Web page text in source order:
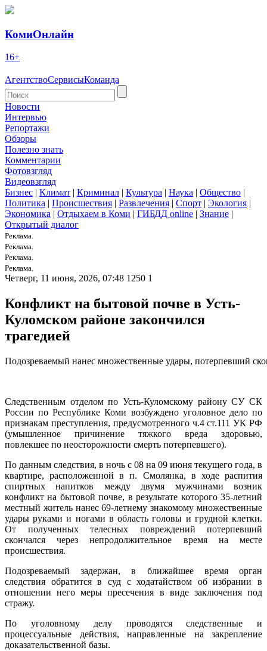
КомиОнлайн
16+
АгентствоСервисыКоманда
Новости
Интервью
Репортажи
Обзоры
Полезно знать
Комментарии
Фотовзгляд
Видеовзгляд
Бизнес | Климат | Криминал | Культура | Наука | Общество |
Политика | Происшествия | Развлечения | Спорт | Экология |
Экономика | Отдыхаем в Коми | ГИБДД online | Знание |
Открытый диалог
Реклама.
Реклама.
Реклама.
Реклама.
Четверг, 11 июня, 2026, 07:48 1250 1
Конфликт на бытовой почве в Усть-
Куломском районе закончился
трагедией
Подозреваемый нанес множественные удары, потерпевший
Следственным отделом по Усть-Куломскому району СУ СК
России по Республике Коми возбуждено уголовное дело по
признакам преступления, предусмотренного ч.4 ст.111 УК РФ
(умышленное причинение тяжкого вреда здоровью,
повлекшее по неосторожности смерть потерпевшего).
По данным следствия, в ночь с 08 на 09 июня текущего года, в
квартире, расположенной в п. Смолянка, в ходе распития
спиртных напитков между двумя мужчинами возник
конфликт на бытовой почве, в результате которого 35-летний
местный житель нанес 69-летнему знакомому множественные
удары руками и ногами в область головы и грудной клетки.
От полученных телесных повреждений потерпевший
скончался через непродолжительное время на месте
происшествия.
Подозреваемый задержан, в ближайшее время орган
следствия обратится в суд с ходатайством об избрании в
отношении него меры пресечения в виде заключения под
стражу.
По уголовному делу проводятся следственные и
процессуальные действия, направленные на закрепление
доказательственной базы.